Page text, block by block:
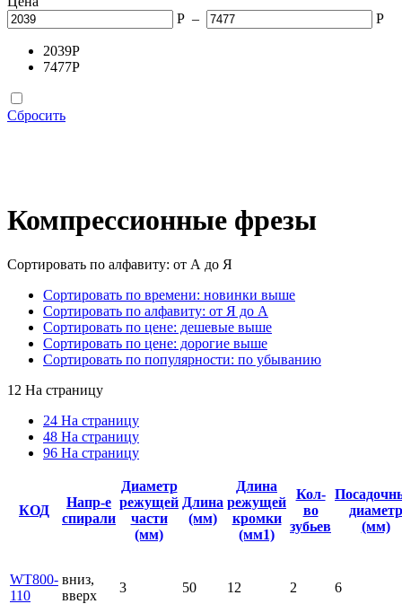
Р – Р
2039Р
7477Р
Сбросить
Компрессионные фрезы
Сортировать по алфавиту: от А до Я
Сортировать по времени: новинки выше
Сортировать по алфавиту: от Я до А
Сортировать по цене: дешевые выше
Сортировать по цене: дорогие выше
Сортировать по популярности: по убыванию
12 На страницу
24 На страницу
48 На страницу
96 На страницу
КОД
Напр-е
спирали
Диаметр
режущей
части
(мм)
Длина
(мм)
Длина
режущей
кромки
(мм1)
Кол-
во
зубьев
диаметр
(мм)
WT800-
110
вниз,
вверх
3 50 12 2 6